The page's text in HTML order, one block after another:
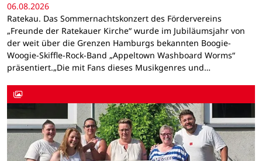
06.08.2026
Ratekau. Das Sommernachtskonzert des Fördervereins
„Freunde der Ratekauer Kirche“ wurde im Jubiläumsjahr von
der weit über die Grenzen Hamburgs bekannten Boogie-
Woogie-Skiffle-Rock-Band „Appeltown Washboard Worms“
präsentiert.„Die mit Fans dieses Musikgenres und…